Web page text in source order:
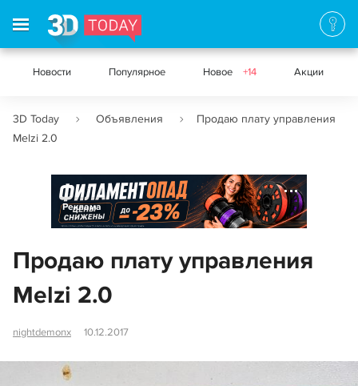
Новости Популярное Новое +14 Акции
3D Today Объявления
Продаю плату управления
Melzi 2.0
Реклама
Продаю плату управления
Melzi 2.0
nightdemonx 10.12.2017